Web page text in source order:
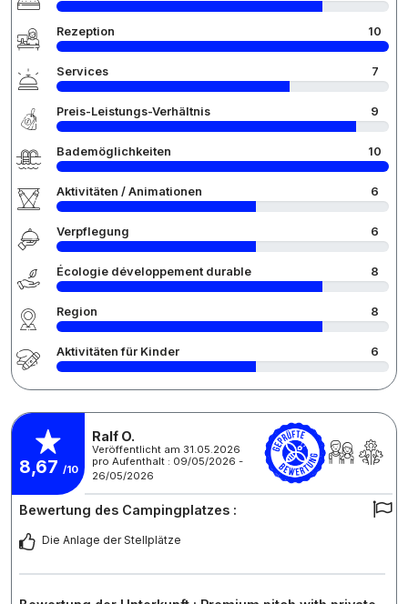
Rezeption 10
Services 7
Preis-Leistungs-Verhältnis 9
Bademöglichkeiten 10
Aktivitäten / Animationen 6
Verpflegung 6
Écologie développement durable 8
Region 8
Aktivitäten für Kinder 6
8,67 /10
Ralf O.
Veröffentlicht am 31.05.2026
pro Aufenthalt : 09/05/2026 -
26/05/2026
Bewertung des Campingplatzes :
Die Anlage der Stellplätze